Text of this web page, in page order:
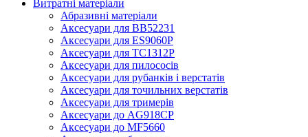
Витратні матеріали
Абразивні матеріали
Аксесуари для BB52231
Аксесуари для ES9060P
Аксесуари для TC1312P
Аксесуари для пилососів
Аксесуари для рубанків і верстатів
Аксесуари для точильних верстатів
Аксесуари для тримерів
Аксесуари до AG918CP
Аксесуари до MF5660